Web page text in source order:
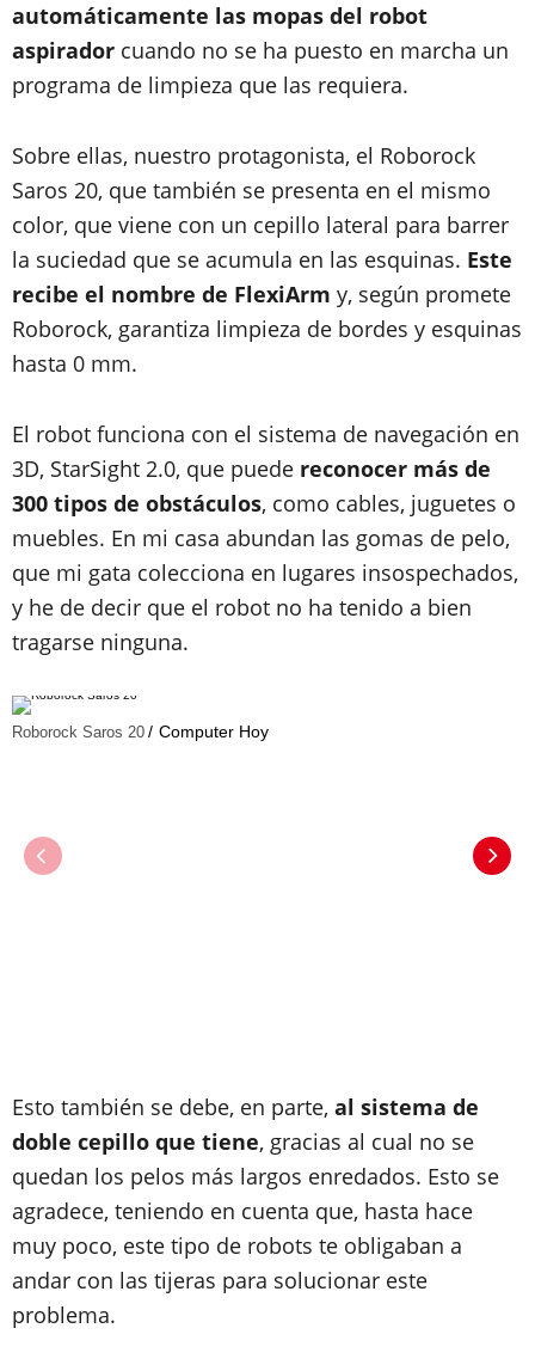
automáticamente las mopas del robot
aspirador cuando no se ha puesto en marcha un
programa de limpieza que las requiera.
Sobre ellas, nuestro protagonista, el Roborock
Saros 20, que también se presenta en el mismo
color, que viene con un cepillo lateral para barrer
la suciedad que se acumula en las esquinas. Este
recibe el nombre de FlexiArm y, según promete
Roborock, garantiza limpieza de bordes y esquinas
hasta 0 mm.
El robot funciona con el sistema de navegación en
3D, StarSight 2.0, que puede reconocer más de
300 tipos de obstáculos, como cables, juguetes o
muebles. En mi casa abundan las gomas de pelo,
que mi gata colecciona en lugares insospechados,
y he de decir que el robot no ha tenido a bien
tragarse ninguna.
Roborock Saros 20 Computer Hoy
Esto también se debe, en parte, al sistema de
doble cepillo que tiene, gracias al cual no se
quedan los pelos más largos enredados. Esto se
agradece, teniendo en cuenta que, hasta hace
muy poco, este tipo de robots te obligaban a
andar con las tijeras para solucionar este
problema.